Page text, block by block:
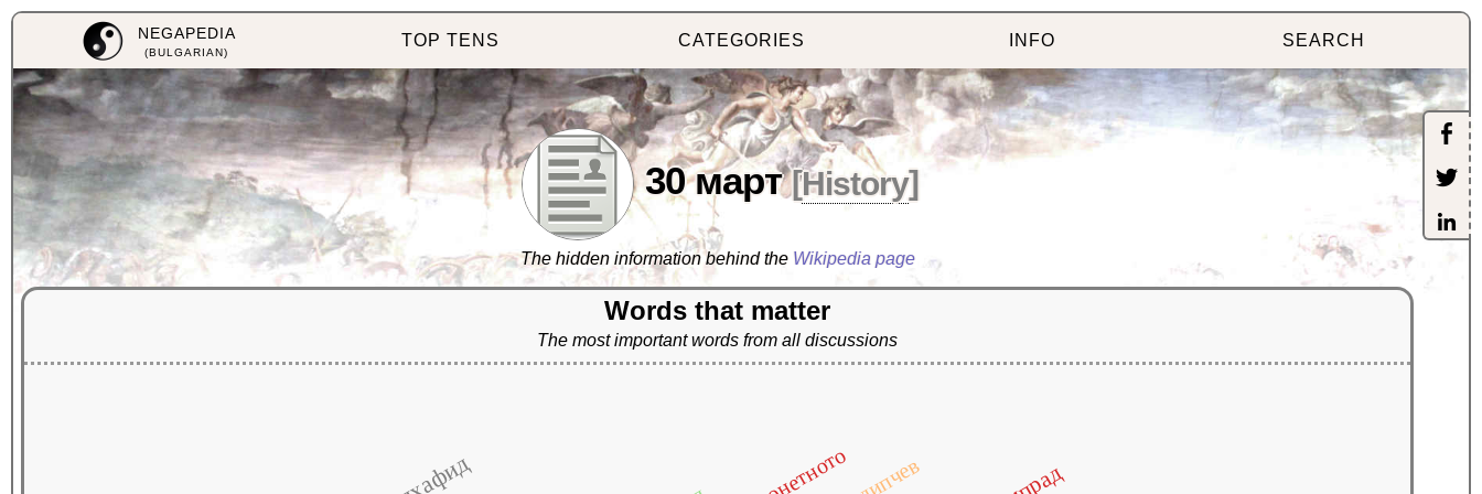
NEGAPEDIA
(BULGARIAN)
TOP TENS CATEGORIES INFO SEARCH
30 март [History]
The hidden information behind the Wikipedia page
Words that matter
The most important words from all discussions
дипчев